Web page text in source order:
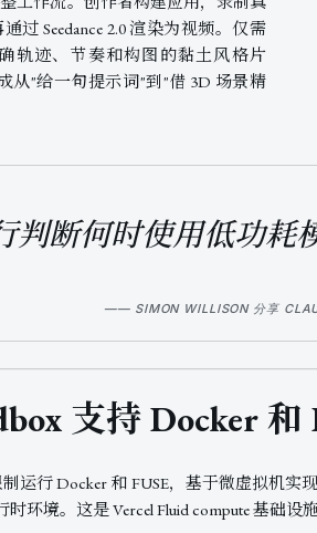
过 Seedance 2.0 渲染为视频。仅需
轨迹、节奏和构图的黏土风格片
从"给一句提示词"到"借 3D 场景精
判断何时使用低功耗
—— SIMON WILLISON 分享
支持 Docker
制运行 Docker 和 FUSE，基于微虚拟机
时环境。这是 Vercel Fluid compute 基础